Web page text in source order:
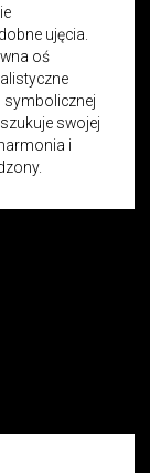
ujęcia.
oś
symbolicznej
swojej
i